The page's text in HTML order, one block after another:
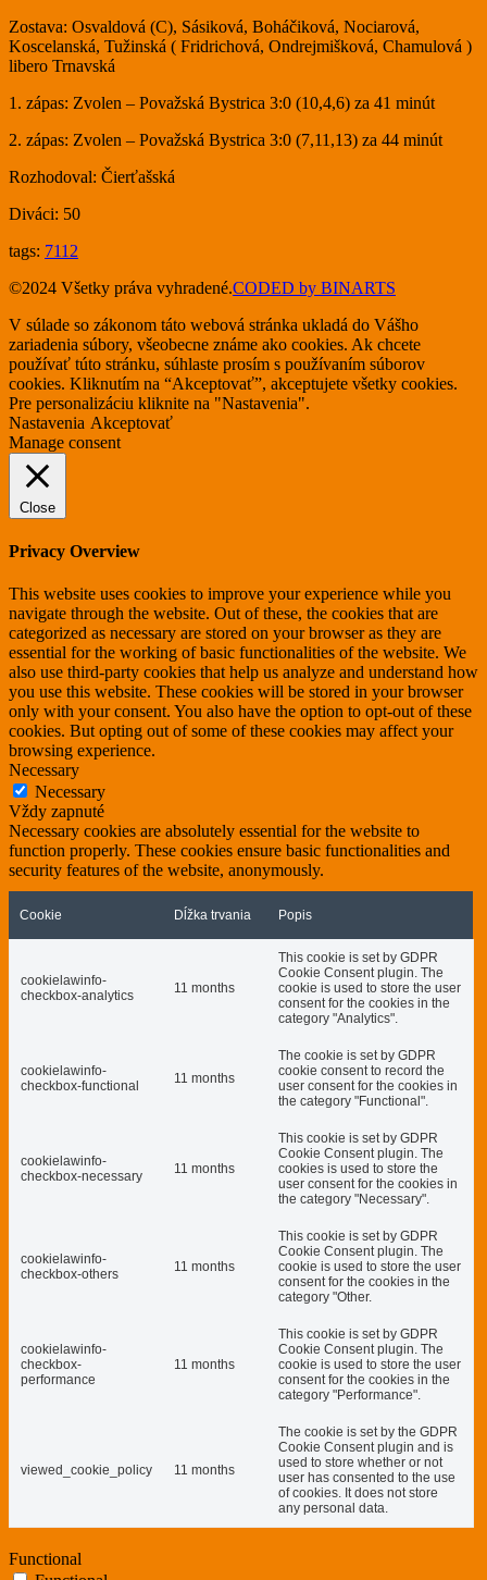
Zostava: Osvaldová (C), Sásiková, Boháčiková, Nociarová,
Koscelanská, Tužinská ( Fridrichová, Ondrejmišková, Chamulová )
libero Trnavská
1. zápas: Zvolen – Považská Bystrica 3:0 (10,4,6) za 41 minút
2. zápas: Zvolen – Považská Bystrica 3:0 (7,11,13) za 44 minút
Rozhodoval: Čierťašská
Diváci: 50
tags: 7112
©2024 Všetky práva vyhradené.CODED by BINARTS
V súlade so zákonom táto webová stránka ukladá do Vášho
zariadenia súbory, všeobecne známe ako cookies. Ak chcete
používať túto stránku, súhlaste prosím s používaním súborov
cookies. Kliknutím na “Akceptovať”, akceptujete všetky cookies.
Pre personalizáciu kliknite na "Nastavenia".
Nastavenia Akceptovať
Manage consent
Close
Privacy Overview
This website uses cookies to improve your experience while you
navigate through the website. Out of these, the cookies that are
categorized as necessary are stored on your browser as they are
essential for the working of basic functionalities of the website. We
also use third-party cookies that help us analyze and understand how
you use this website. These cookies will be stored in your browser
only with your consent. You also have the option to opt-out of these
cookies. But opting out of some of these cookies may affect your
browsing experience.
Necessary
Necessary
Vždy zapnuté
Necessary cookies are absolutely essential for the website to
function properly. These cookies ensure basic functionalities and
security features of the website, anonymously.
Cookie Dĺžka trvania Popis
cookielawinfo-
checkbox-analytics
11 months
This cookie is set by GDPR
Cookie Consent plugin. The
cookie is used to store the user
consent for the cookies in the
category "Analytics".
cookielawinfo-
checkbox-functional
11 months
The cookie is set by GDPR
cookie consent to record the
user consent for the cookies in
the category "Functional".
cookielawinfo-
checkbox-necessary
11 months
This cookie is set by GDPR
Cookie Consent plugin. The
cookies is used to store the
user consent for the cookies in
the category "Necessary".
cookielawinfo-
checkbox-others
11 months
This cookie is set by GDPR
Cookie Consent plugin. The
cookie is used to store the user
consent for the cookies in the
category "Other.
cookielawinfo-
checkbox-
performance
11 months
This cookie is set by GDPR
Cookie Consent plugin. The
cookie is used to store the user
consent for the cookies in the
category "Performance".
viewed_cookie_policy 11 months
The cookie is set by the GDPR
Cookie Consent plugin and is
used to store whether or not
user has consented to the use
of cookies. It does not store
any personal data.
Functional